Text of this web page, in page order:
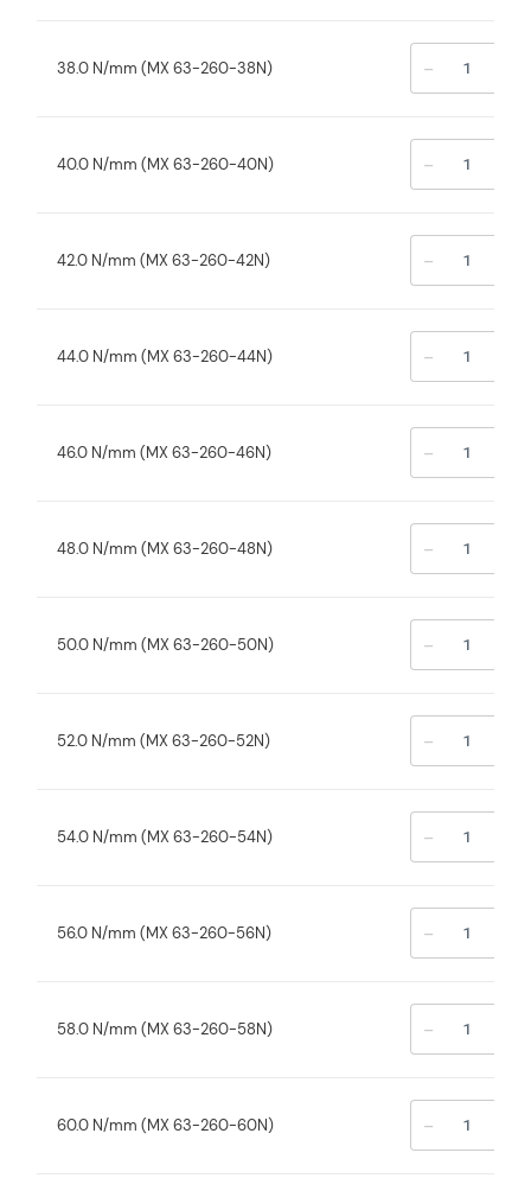
38.0 N/mm (MX 63-260-38N) -
40.0 N/mm (MX 63-260-40N) -
42.0 N/mm (MX 63-260-42N) -
44.0 N/mm (MX 63-260-44N) -
46.0 N/mm (MX 63-260-46N) -
48.0 N/mm (MX 63-260-48N) -
50.0 N/mm (MX 63-260-50N) -
52.0 N/mm (MX 63-260-52N) -
54.0 N/mm (MX 63-260-54N) -
56.0 N/mm (MX 63-260-56N) -
58.0 N/mm (MX 63-260-58N) -
60.0 N/mm (MX 63-260-60N) -